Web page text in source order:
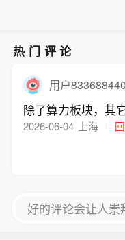
热门评论
用户
除了算力板块，其
2026-06-04 上海
好的评论会让人崇